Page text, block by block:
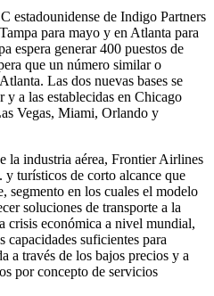
estadounidense de Indigo Partners
para mayo y en Atlanta para
espera generar 400 puestos de
que un número similar o
Las dos nuevas bases se
a las establecidas en Chicago
Vegas, Miami, Orlando y
la industria aérea, Frontier Airlines
y turísticos de corto alcance que
segmento en los cuales el modelo
soluciones de transporte a la
crisis económica a nivel mundial,
capacidades suficientes para
a través de los bajos precios y a
por concepto de servicios